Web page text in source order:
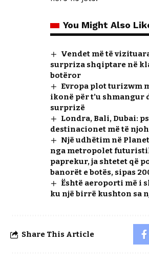
You Might Also
Vendet më të
surpriza shqiptare në
botëror
Evropa plot turizwm
ikonë për t’u shmangur
surprizë
Londra, Bali, Dubai:
destinacionet më të
Një udhëtim në
nga metropolet
paprekur, ja shtetet që
banorët e botës, sipas
Është aeroporti më i
ku një birrë kushton sa
Share This Article